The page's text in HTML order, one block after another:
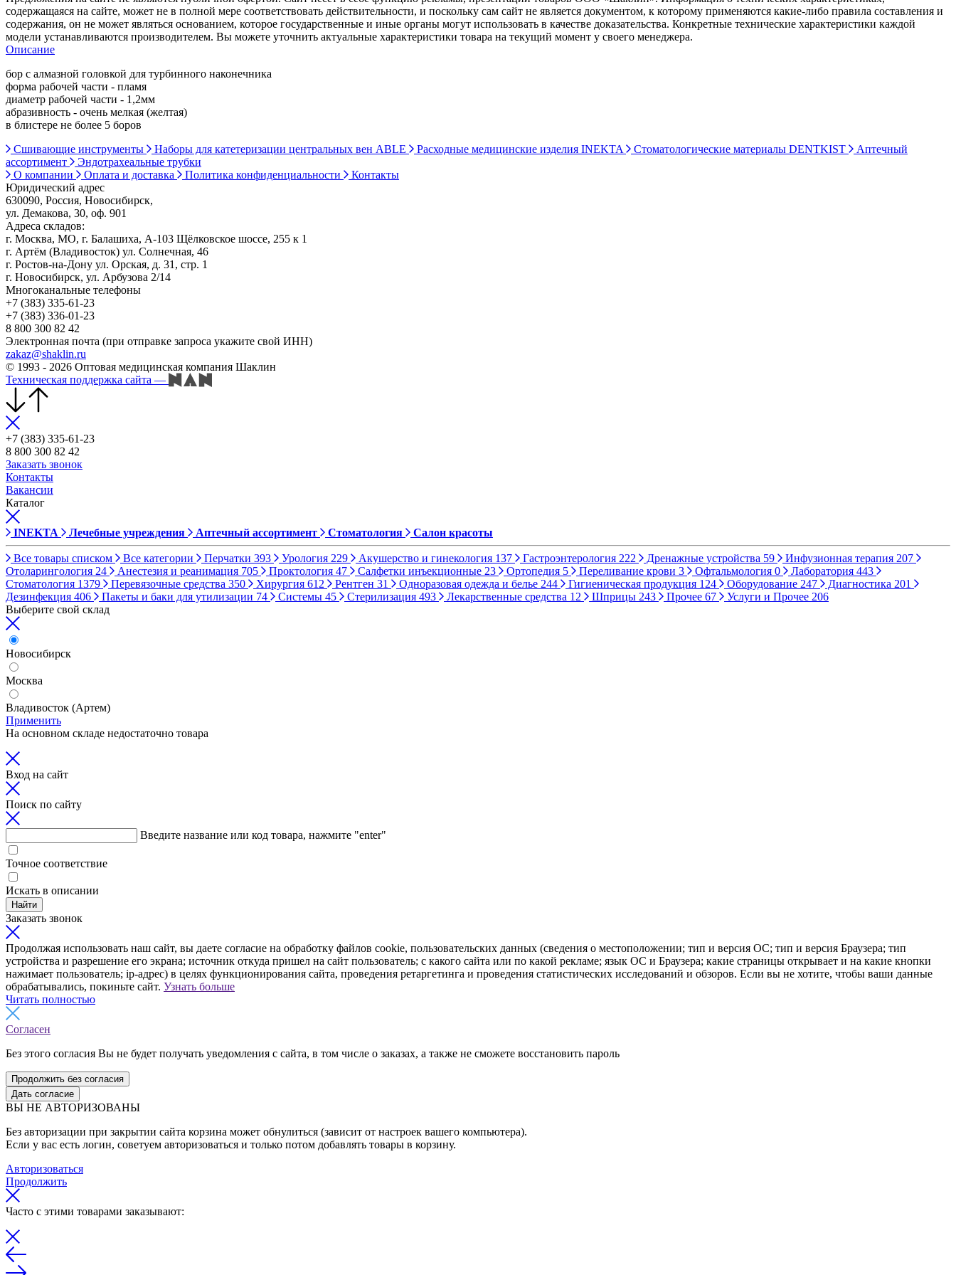
содержащаяся на сайте, может не в полной мере соответствовать действительности, и поскольку сам сайт не является документом, к которому применяются какие-либо правила составления и
содержания, он не может являться основанием, которое государственные и иные органы могут использовать в качестве доказательства. Конкретные технические характеристики каждой
модели устанавливаются производителем. Вы можете уточнить актуальные характеристики товара на текущий момент у своего менеджера.
Описание
бор с алмазной головкой для турбинного наконечника
форма рабочей части - пламя
диаметр рабочей части - 1,2мм
абразивность - очень мелкая (желтая)
в блистере не более 5 боров
Сшивающие инструменты
Наборы для катетеризации центральных вен ABLE Расходные медицинские изделия INEKTA Стоматологические материалы DENTKIST
Аптечный
ассортимент
Эндотрахеальные трубки
О компании
Оплата и доставка Политика конфиденциальности
Контакты
Юридический адрес
630090, Россия, Новосибирск,
ул. Демакова, 30, оф. 901
Адреса складов:
г. Москва, МО, г. Балашиха, А-103 Щёлковское шоссе, 255 к 1
г. Артём (Владивосток) ул. Солнечная, 46
г. Ростов-на-Дону ул. Орская, д. 31, стр. 1
г. Новосибирск, ул. Арбузова 2/14
Многоканальные телефоны
+7 (383) 335-61-23
+7 (383) 336-01-23
8 800 300 82 42
Электронная почта (при отправке запроса укажите свой ИНН)
zakaz@shaklin.ru
© 1993 - 2026 Оптовая медицинская компания Шаклин
Техническая поддержка сайта —
+7 (383) 335-61-23
8 800 300 82 42
Заказать звонок
Контакты
Вакансии
Каталог
INEKTA Лечебные учреждения Аптечный ассортимент Стоматология Салон красоты
Все товары списком Все категории Перчатки 393 Урология 229 Акушерство и гинекология 137 Гастроэнтерология 222 Дренажные устройства 59 Инфузионная терапия 207
Отоларингология 24 Анестезия и реанимация 705 Проктология 47 Салфетки инъекционные 23 Ортопедия 5 Переливание крови 3 Офтальмология 0 Лаборатория 443
Стоматология 1379 Перевязочные средства 350 Хирургия 612 Рентген 31 Одноразовая одежда и белье 244 Гигиеническая продукция 124 Оборудование 247 Диагностика 201
Дезинфекция 406 Пакеты и баки для утилизации 74 Системы 45 Стерилизация 493 Лекарственные средства 12 Шприцы 243 Прочее 67 Услуги и Прочее 206
Выберите свой склад
Новосибирск
Москва
Владивосток (Артем)
Применить
На основном складе недостаточно товара
Вход на сайт
Поиск по сайту
Введите название или код товара, нажмите "enter"
Точное соответствие
Искать в описании
Найти
Заказать звонок
Продолжая использовать наш сайт, вы даете согласие на обработку файлов cookie, пользовательских данных (сведения о местоположении; тип и версия ОС; тип и версия Браузера; тип
устройства и разрешение его экрана; источник откуда пришел на сайт пользователь; с какого сайта или по какой рекламе; язык ОС и Браузера; какие страницы открывает и на какие кнопки
нажимает пользователь; ip-адрес) в целях функционирования сайта, проведения ретаргетинга и проведения статистических исследований и обзоров. Если вы не хотите, чтобы ваши данные
обрабатывались, покиньте сайт. Узнать больше
Читать полностью
Согласен
Без этого согласия Вы не будет получать уведомления с сайта, в том числе о заказах, а также не сможете восстановить пароль
Продолжить без согласия
Дать согласие
ВЫ НЕ АВТОРИЗОВАНЫ
Без авторизации при закрытии сайта корзина может обнулиться (зависит от настроек вашего компьютера).
Если у вас есть логин, советуем авторизоваться и только потом добавлять товары в корзину.
Авторизоваться
Продолжить
Часто с этими товарами заказывают: